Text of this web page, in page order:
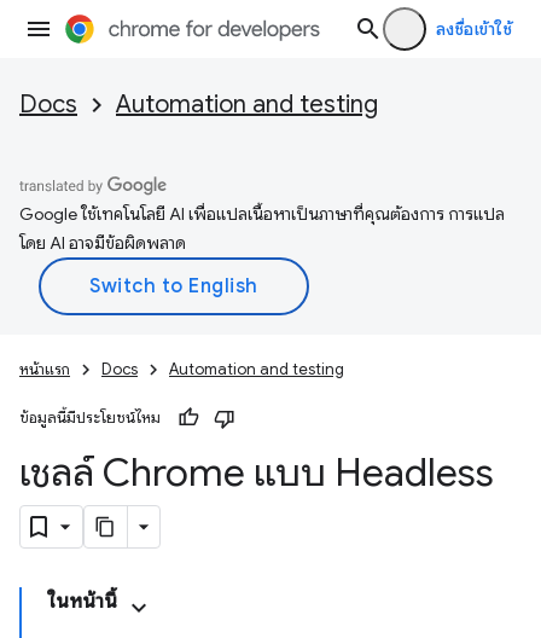
ลงชื่อเข้าใช้
Docs Automation and testing
Google ใช้เทคโนโลยี AI เพื่อแปลเนื้อหาเป็นภาษาที่คุณต้องการ การแปล
โดย AI อาจมีข้อผิดพลาด
หน้าแรก Docs Automation and testing
ข้อมูลนี้มีประโยชน์ไหม
เชลล์ Chrome แบบ Headless
ในหน้านี้